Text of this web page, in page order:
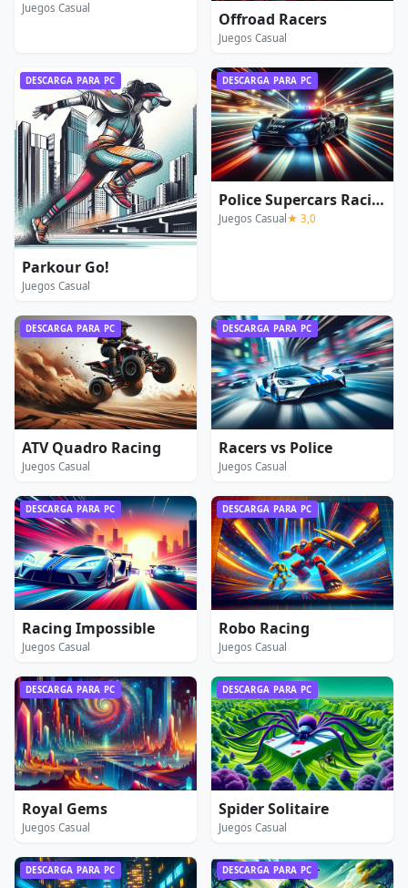
Juegos Casual
Offroad Racers
Juegos Casual
DESCARGA PARA PC
Parkour Go!
Juegos Casual
DESCARGA PARA PC
Police Supercars Racing
Juegos Casual ★ 3,0
DESCARGA PARA PC
ATV Quadro Racing
Juegos Casual
DESCARGA PARA PC
Racers vs Police
Juegos Casual
DESCARGA PARA PC
Racing Impossible
Juegos Casual
DESCARGA PARA PC
Robo Racing
Juegos Casual
DESCARGA PARA PC
Royal Gems
Juegos Casual
DESCARGA PARA PC
Spider Solitaire
Juegos Casual
DESCARGA PARA PC DESCARGA PARA PC